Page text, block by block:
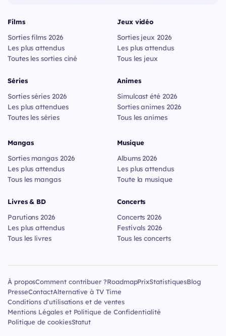
Films
Sorties films 2026
Les plus attendus
Toutes les sorties ciné
Séries
Sorties séries 2026
Les plus attendues
Toutes les séries
Jeux vidéo
Sorties jeux 2026
Les plus attendus
Tous les jeux
Animes
Simulcast été 2026
Sorties animes 2026
Tous les animes
Mangas
Sorties mangas 2026
Les plus attendus
Tous les mangas
Livres & BD
Parutions 2026
Les plus attendus
Tous les livres
Musique
Albums 2026
Les plus attendus
Toute la musique
Concerts
Concerts 2026
Festivals 2026
Tous les concerts
À proposComment contribuer ?RoadmapPrixStatistiquesBlog
PresseContactAlternative à TV Time
Conditions d'utilisations et de ventes
Mentions Légales et Politique de Confidentialité
Politique de cookiesStatut